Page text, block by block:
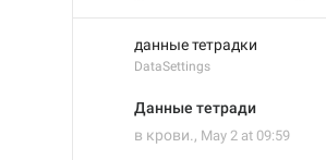
данные тетрадки
DataSettings
Данные тетради
в крови. , May 2 at 09:59